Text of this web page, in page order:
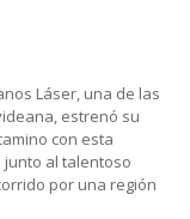
Láser, una de las
estrenó su
con esta
junto al talentoso
por una región